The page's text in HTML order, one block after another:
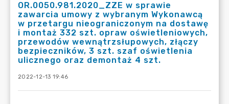
OR.0050.981.2020_ZZE w sprawie
zawarcia umowy z wybranym Wykonawcą
w przetargu nieograniczonym na dostawę
i montaż 332 szt. opraw oświetleniowych,
przewodów wewnątrzsłupowych, złączy
bezpieczników, 3 szt. szaf oświetlenia
ulicznego oraz demontaż 4 szt.
2022-12-13 19:46